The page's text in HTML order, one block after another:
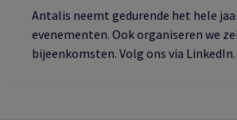
Antalis neemt gedurende het hele
evenementen. Ook organiseren we
bijeenkomsten. Volg ons via LinkedIn.